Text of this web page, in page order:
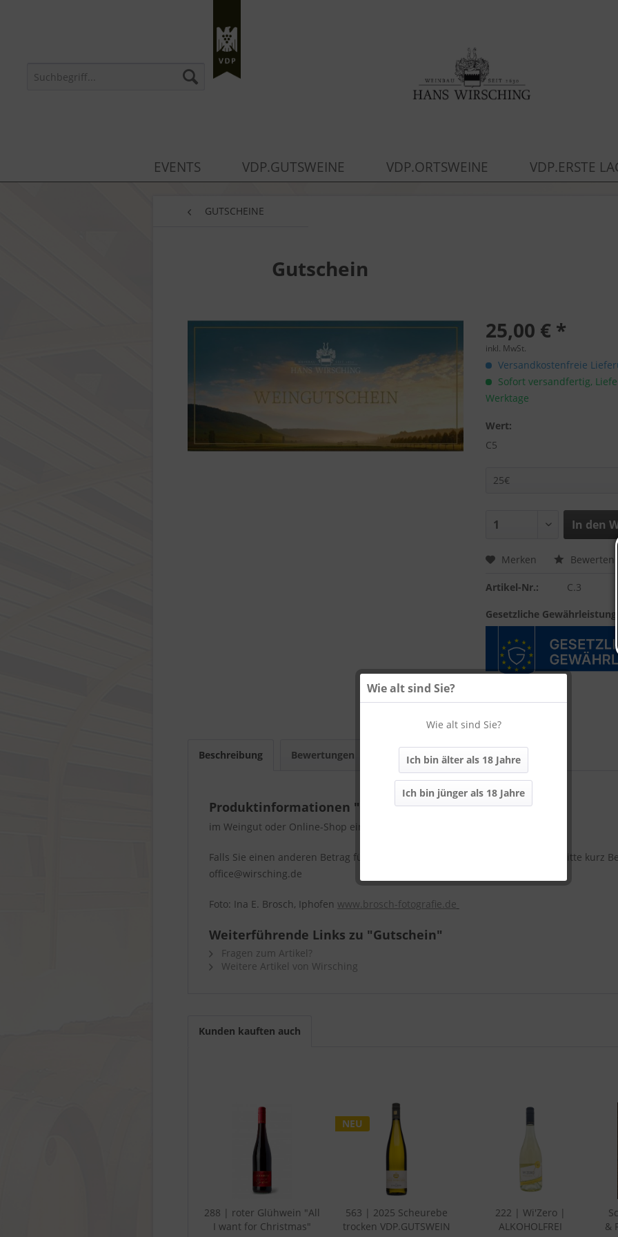
EVENTS VDP.GUTSWEINE VDP.ORTSWEINE VDP.ERSTE
GUTSCHEINE
Gutschein
25,00 € *
inkl. MwSt.
Versandkostenfreie
Sofort versandfertig,
Werktage
Wert:
C5
In den
Merken Bewerten
Artikel-Nr.: C.3
Gesetzliche Gewährleistung
Twittern
Beschreibung Bewertungen
Produktinformationen "Gutschein"
im Weingut oder Online-Shop einlösbar (auch für Online-Weinproben gültig)
Falls Sie einen anderen Betrag für den Gutschein wünschen, geben Sie uns bitte kurz
office@wirsching.de
Foto: Ina E. Brosch, Iphofen www.brosch-fotografie.de
Weiterführende Links zu "Gutschein"
Fragen zum Artikel?
Weitere Artikel von Wirsching
Kunden kauften auch
288 | roter Glühwein "All
I want for Christmas"
NEU
563 | 2025 Scheurebe
trocken VDP.GUTSWEIN
222 | Wi'Zero |
ALKOHOLFREI
&
Wie alt sind Sie?
Wie alt sind Sie?
Ich bin älter als 18 Jahre
Ich bin jünger als 18 Jahre